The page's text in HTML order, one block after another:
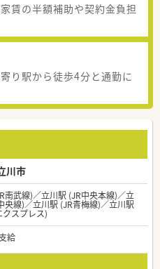
賃の半額補助や契約金負担
り駅から徒歩4分と通勤に
川市
南武線)／立川駅 (JR中央本線)／立
央線)／立川駅 (JR青梅線)／立川駅
クスプレス)
給